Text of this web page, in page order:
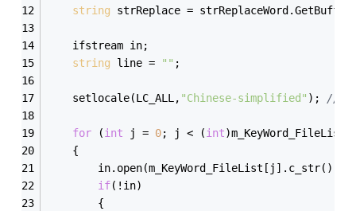
string strReplace =
	ifstream in;
string line = ""
	setlocale(LC_ALL,
"Chinese-simplified" ); //
for (int j = 0; j < (int
	{
in.open(m_KeyWord_FileList[j].c_str(),
if(!in)
		{